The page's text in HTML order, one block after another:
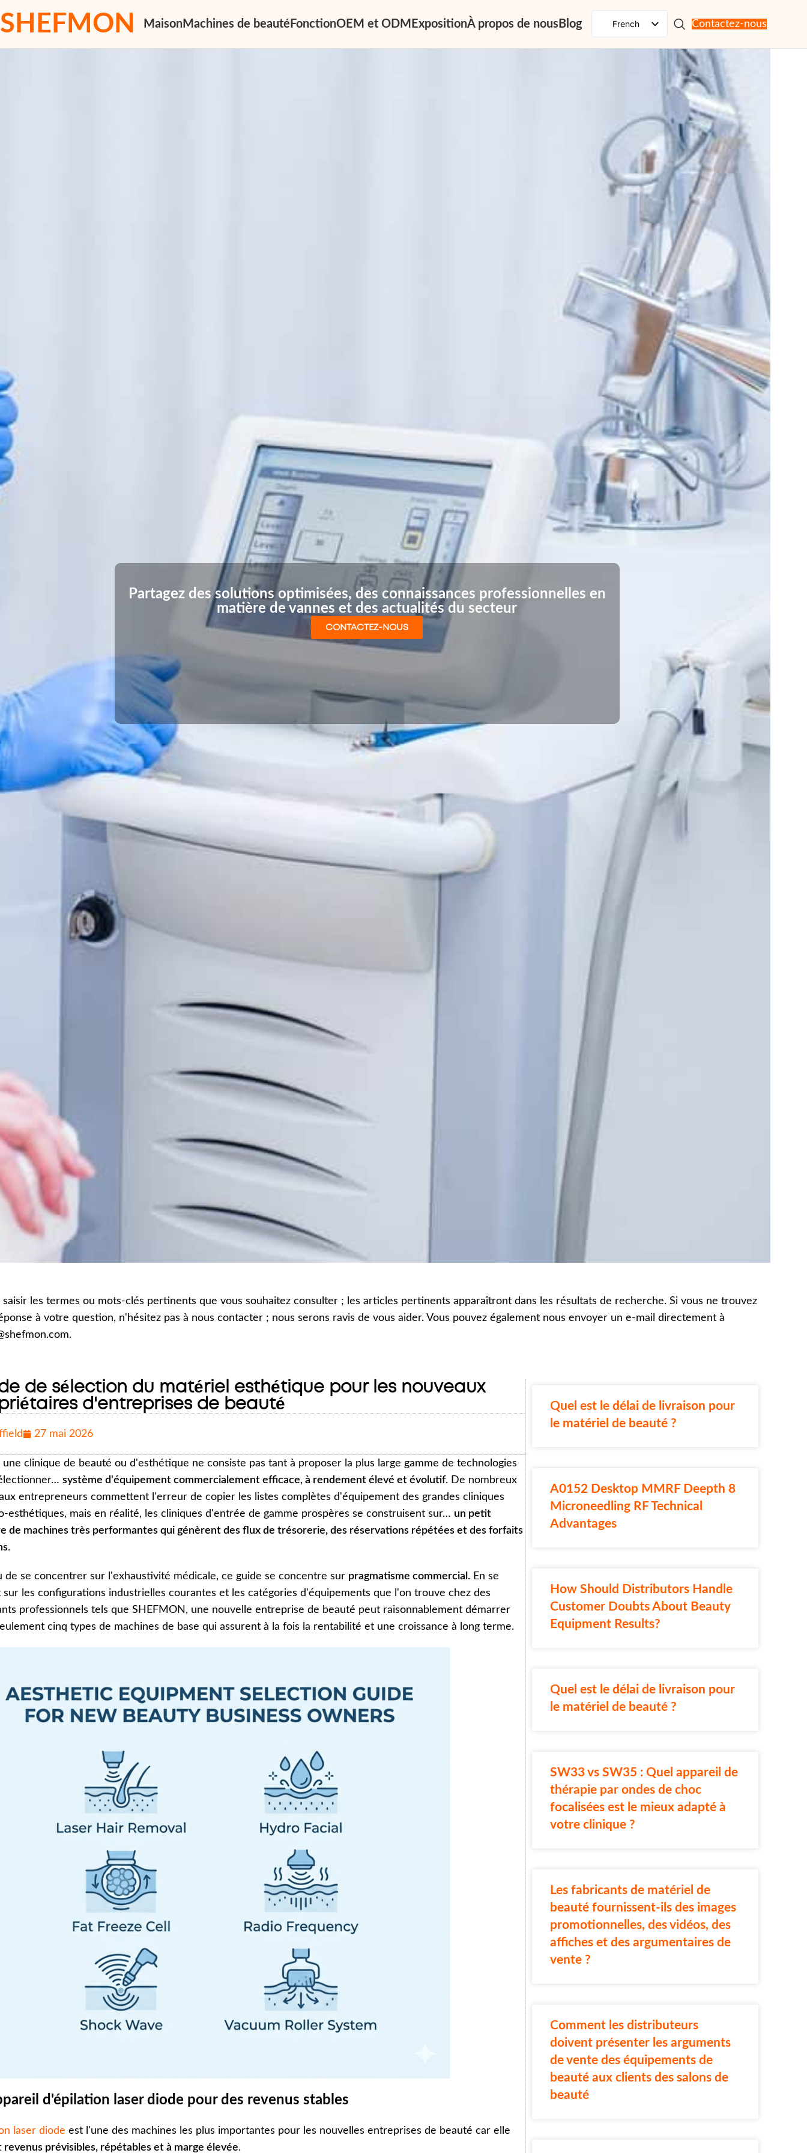
SHEFMON Maison Machines de beauté FonctionOEM et ODM ExpositionÀ propos de nous Blog
French
Japanese
German
Korean
Italian
Contactez-nous
Partagez des solutions optimisées, des connaissances professionnelles en
matière de vannes et des actualités du secteur
CONTACTEZ-NOUS
saisir les termes ou mots-clés pertinents que vous souhaitez consulter ; les articles pertinents apparaîtront dans les résultats de recherche. Si vous ne trouvez
à votre question, n'hésitez pas à nous contacter ; nous serons ravis de vous aider. Vous pouvez également nous envoyer un e-mail directement à
de sélection du matériel esthétique pour les nouveaux
d'entreprises de beauté
27 mai 2026
clinique de beauté ou d'esthétique ne consiste pas tant à proposer la plus large gamme de technologies
système d'équipement commercialement efficace, à rendement élevé et évolutif. De nombreux
entrepreneurs commettent l'erreur de copier les listes complètes d'équipement des grandes cliniques
esthétiques, mais en réalité, les cliniques d'entrée de gamme prospères se construisent sur… un petit
de machines très performantes qui génèrent des flux de trésorerie, des réservations répétées et des forfaits
.
de se concentrer sur l'exhaustivité médicale, ce guide se concentre sur pragmatisme commercial . En se
sur les configurations industrielles courantes et les catégories d'équipements que l'on trouve chez des
professionnels tels que SHEFMON, une nouvelle entreprise de beauté peut raisonnablement démarrer
cinq types de machines de base qui assurent à la fois la rentabilité et une croissance à long terme.
d'épilation laser diode pour des revenus stables
laser diode est l'une des machines les plus importantes pour les nouvelles entreprises de beauté car elle
revenus prévisibles, répétables et à marge élevée.
Quel est le délai de livraison pour
le matériel de beauté ?
A0152 Desktop MMRF Deepth 8
Microneedling RF Technical
Advantages
How Should Distributors Handle
Customer Doubts About Beauty
Equipment Results?
Quel est le délai de livraison pour
le matériel de beauté ?
SW33 vs SW35 : Quel appareil de
thérapie par ondes de choc
focalisées est le mieux adapté à
votre clinique ?
Les fabricants de matériel de
beauté fournissent-ils des images
promotionnelles, des vidéos, des
affiches et des argumentaires de
vente ?
Comment les distributeurs
doivent présenter les arguments
de vente des équipements de
beauté aux clients des salons de
beauté